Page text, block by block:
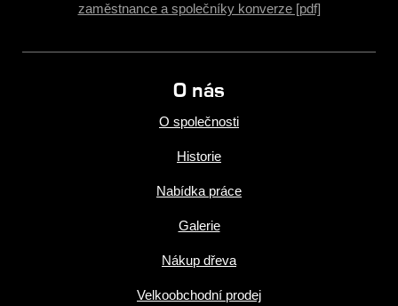
zaměstnance a společníky konverze [pdf]
O nás
O společnosti
Historie
Nabídka práce
Galerie
Nákup dřeva
Velkoobchodní prodej